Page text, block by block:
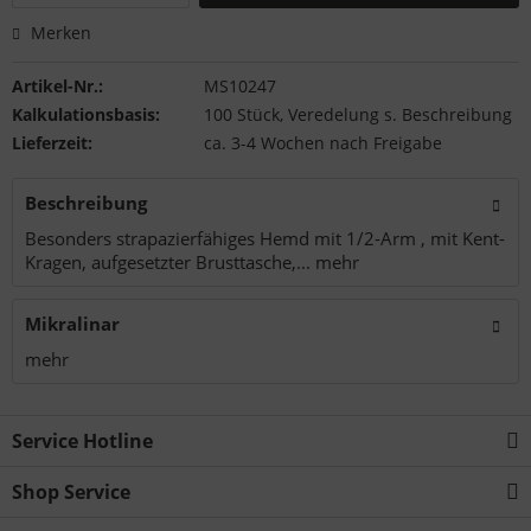
Merken
Artikel-Nr.:
MS10247
Kalkulationsbasis:
100 Stück, Veredelung s. Beschreibung
Lieferzeit:
ca. 3-4 Wochen nach Freigabe
Beschreibung
Besonders strapazierfähiges Hemd mit 1/2-Arm , mit Kent-
Kragen, aufgesetzter Brusttasche,... mehr
Mikralinar
mehr
Service Hotline
Shop Service